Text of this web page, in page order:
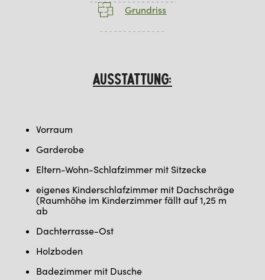
Grundriss
AUSSTATTUNG:
Vorraum
Garderobe
Eltern-Wohn-Schlafzimmer mit Sitzecke
eigenes Kinderschlafzimmer mit Dachschräge
(Raumhöhe im Kinderzimmer fällt auf 1,25 m
ab
Dachterrasse-Ost
Holzboden
Badezimmer mit Dusche